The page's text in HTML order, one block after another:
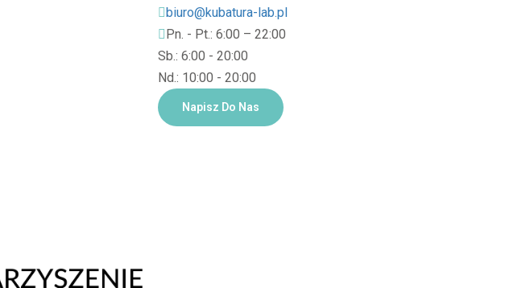
biuro@kubatura-lab.pl
Pn. - Pt.: 6:00 – 22:00
Sb.: 6:00 - 20:00
Nd.: 10:00 - 20:00
Napisz Do Nas